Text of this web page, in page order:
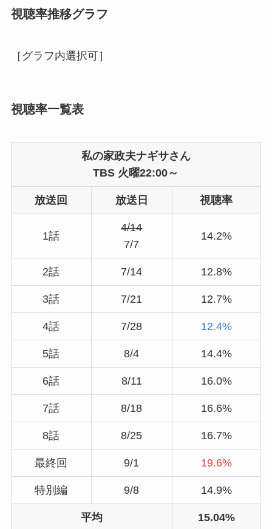
視聴率推移グラフ
［グラフ内選択可］
視聴率一覧表
私の家政夫ナギサさん
TBS 火曜22:00～
放送回 放送日 視聴率
1話
4/14
7/7
14.2%
2話 7/14 12.8%
3話 7/21 12.7%
4話 7/28 12.4%
5話 8/4 14.4%
6話 8/11 16.0%
7話 8/18 16.6%
8話 8/25 16.7%
最終回 9/1 19.6%
特別編 9/8 14.9%
平均 15.04%